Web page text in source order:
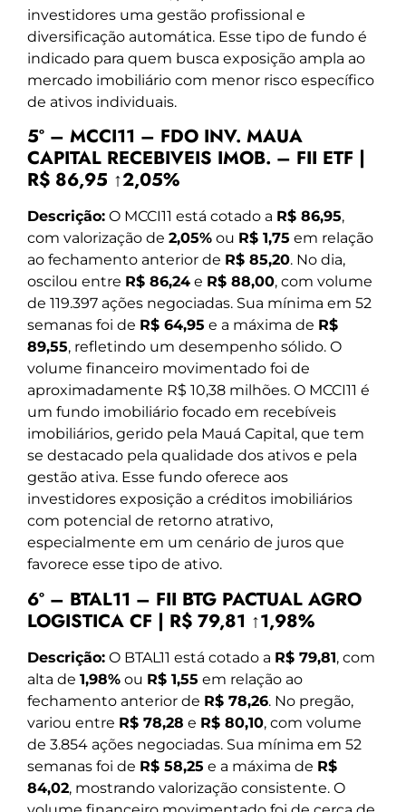
investidores uma gestão profissional e
diversificação automática. Esse tipo de fundo é
indicado para quem busca exposição ampla ao
mercado imobiliário com menor risco específico
de ativos individuais.
5º – MCCI11 – FDO INV. MAUA
CAPITAL RECEBIVEIS IMOB. – FII ETF |
R$ 86,95 ↑2,05%
Descrição: O MCCI11 está cotado a R$ 86,95,
com valorização de 2,05% ou R$ 1,75 em relação
ao fechamento anterior de R$ 85,20. No dia,
oscilou entre R$ 86,24 e R$ 88,00, com volume
de 119.397 ações negociadas. Sua mínima em 52
semanas foi de R$ 64,95 e a máxima de R$
89,55, refletindo um desempenho sólido. O
volume financeiro movimentado foi de
aproximadamente R$ 10,38 milhões. O MCCI11 é
um fundo imobiliário focado em recebíveis
imobiliários, gerido pela Mauá Capital, que tem
se destacado pela qualidade dos ativos e pela
gestão ativa. Esse fundo oferece aos
investidores exposição a créditos imobiliários
com potencial de retorno atrativo,
especialmente em um cenário de juros que
favorece esse tipo de ativo.
6º – BTAL11 – FII BTG PACTUAL AGRO
LOGISTICA CF | R$ 79,81 ↑1,98%
Descrição: O BTAL11 está cotado a R$ 79,81, com
alta de 1,98% ou R$ 1,55 em relação ao
fechamento anterior de R$ 78,26. No pregão,
variou entre R$ 78,28 e R$ 80,10, com volume
de 3.854 ações negociadas. Sua mínima em 52
semanas foi de R$ 58,25 e a máxima de R$
84,02, mostrando valorização consistente. O